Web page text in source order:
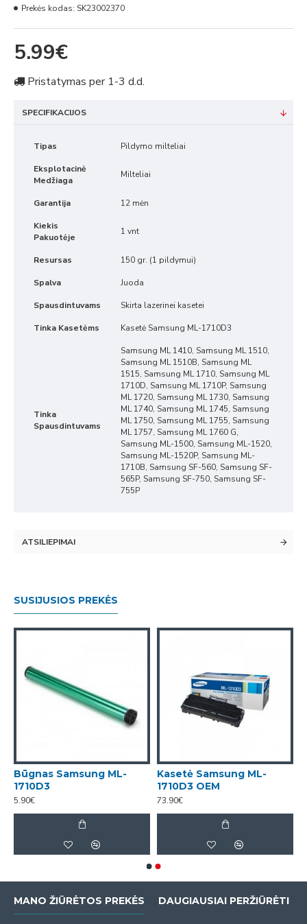
5.99€
Prekės kodas: SK23002370
Pristatymas per 1-3 d.d.
SPECIFIKACIJOS
Tipas Pildymo milteliai
Eksplotacinė
Medžiaga
Milteliai
Garantija 12 mėn
Kiekis
Pakuotėje
1 vnt
Resursas 150 gr. (1 pildymui)
Spalva Juoda
Spausdintuvams Skirta lazerinei kasetei
Tinka Kasetėms Kasetė Samsung ML-1710D3
Tinka
Spausdintuvams
Samsung ML 1410, Samsung ML 1510,
Samsung ML 1510B, Samsung ML
1515, Samsung ML 1710, Samsung ML
1710D, Samsung ML 1710P, Samsung
ML 1720, Samsung ML 1730, Samsung
ML 1740, Samsung ML 1745, Samsung
ML 1750, Samsung ML 1755, Samsung
ML 1757, Samsung ML 1760 G,
Samsung ML-1500, Samsung ML-1520,
Samsung ML-1520P, Samsung ML-
1710B, Samsung SF-560, Samsung SF-
565P, Samsung SF-750, Samsung SF-
755P
ATSILIEPIMAI
SUSIJUSIOS PREKĖS
Būgnas Samsung ML-
1710D3
5.90€
Kasetė Samsung ML-
1710D3 OEM
73.90€
MANO ŽIŪRĖTOS PREKĖS DAUGIAUSIAI PERŽIŪRĖTI